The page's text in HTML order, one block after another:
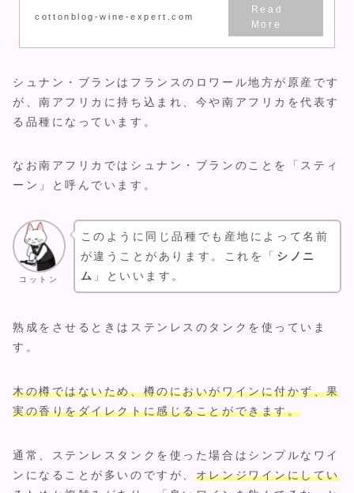
cottonblog-wine-expert.com
シュナン・ブランはフランスのロワール地方が原産です
が、南アフリカに持ち込まれ、今や南アフリカを代表す
る品種になっています。
なお南アフリカではシュナン・ブランのことを「スティ
ーン」と呼んでいます。
コットン
このように同じ品種でも産地によって名前
が違うことがあります。これを「 シノニ
ム 」といいます。
熟成をさせるときはステンレスのタンクを使っていま
す。
木の樽ではないため、樽のにおいがワインに付かず、果
実の香りをダイレクトに感じることができます。
通常、ステンレスタンクを使った場合はシンプルなワイ
ンになることが多いのですが、 オレンジワインにしてい